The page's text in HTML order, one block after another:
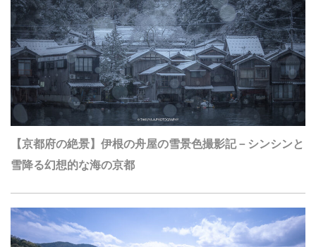
【京都府の絶景】伊根の舟屋の雪景色撮影記－シンシンと
雪降る幻想的な海の京都